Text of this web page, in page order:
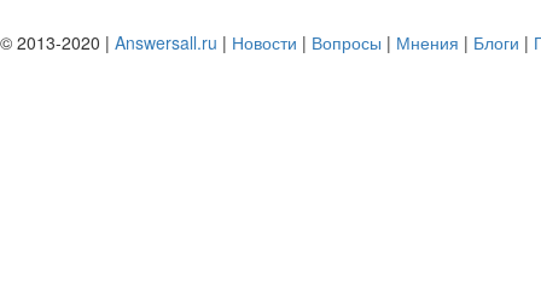
© 2013-2020 | Answersall.ru | Новости | Вопросы | Мнения | Блоги |